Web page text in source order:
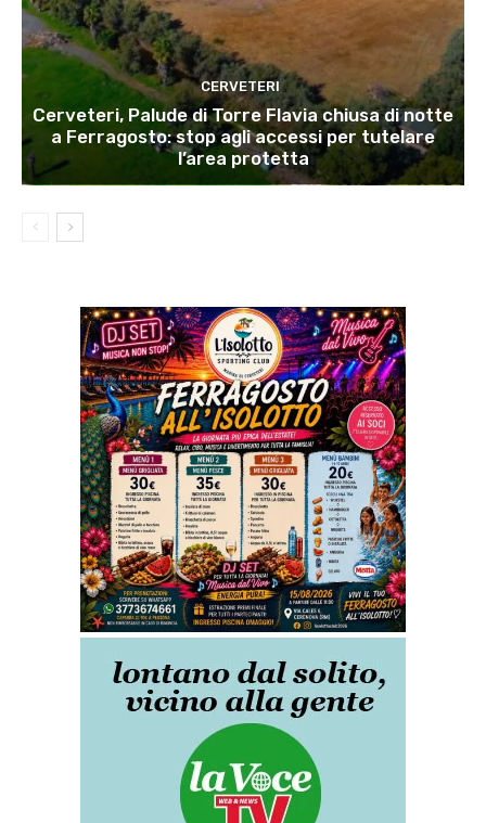
CERVETERI
Cerveteri, Palude di Torre Flavia chiusa di notte
a Ferragosto: stop agli accessi per tutelare
l’area protetta